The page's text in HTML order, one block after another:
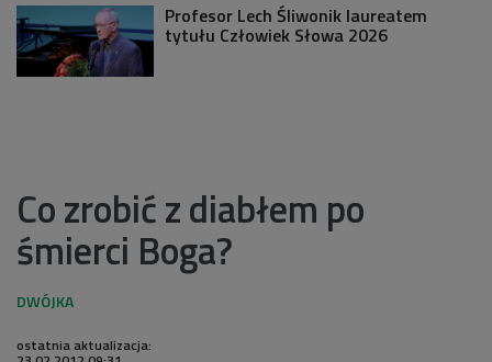
Profesor Lech Śliwonik laureatem
tytułu Człowiek Słowa 2026
Co zrobić z diabłem po
śmierci Boga?
ostatnia aktualizacja: